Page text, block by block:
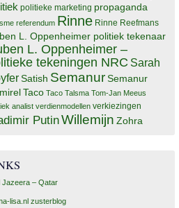
politieke marketing propaganda
referendum Rinne Rinne Reefmans
L. Oppenheimer politiek tekenaar
L. Oppenheimer –
tekeningen NRC Sarah
Satish SemanurSemanur
Taco Taco Talsma Tom-Jan Meeus
analist verdienmodellen verkiezingen
PutinWillemijn Zohra
Jazeera – Qatar
lisa.nl zusterblog